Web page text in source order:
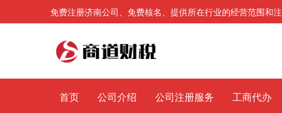
免费注册济南公司、免费核名、提供所在行业的经营范围和
首页 公司介绍 公司注册服务 工商代办